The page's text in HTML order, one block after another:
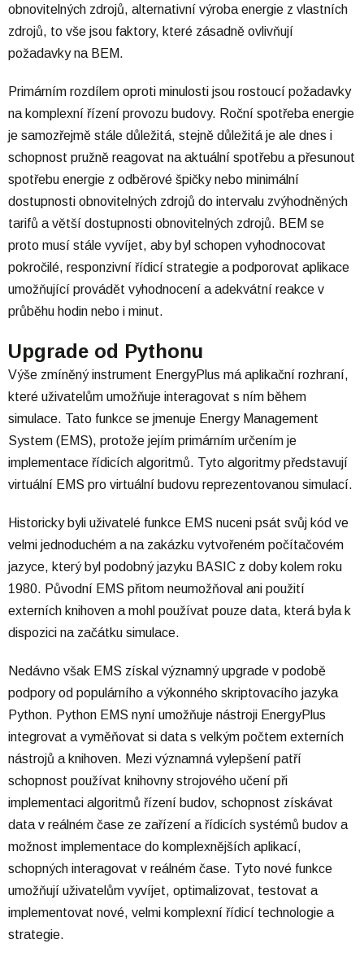
obnovitelných zdrojů, alternativní výroba energie z vlastních
zdrojů, to vše jsou faktory, které zásadně ovlivňují
požadavky na BEM.
Primárním rozdílem oproti minulosti jsou rostoucí požadavky
na komplexní řízení provozu budovy. Roční spotřeba energie
je samozřejmě stále důležitá, stejně důležitá je ale dnes i
schopnost pružně reagovat na aktuální spotřebu a přesunout
spotřebu energie z odběrové špičky nebo minimální
dostupnosti obnovitelných zdrojů do intervalu zvýhodněných
tarifů a větší dostupnosti obnovitelných zdrojů. BEM se
proto musí stále vyvíjet, aby byl schopen vyhodnocovat
pokročilé, responzivní řídicí strategie a podporovat aplikace
umožňující provádět vyhodnocení a adekvátní reakce v
průběhu hodin nebo i minut.
Upgrade od Pythonu
Výše zmíněný instrument EnergyPlus má aplikační rozhraní,
které uživatelům umožňuje interagovat s ním během
simulace. Tato funkce se jmenuje Energy Management
System (EMS), protože jejím primárním určením je
implementace řídicích algoritmů. Tyto algoritmy představují
virtuální EMS pro virtuální budovu reprezentovanou simulací.
Historicky byli uživatelé funkce EMS nuceni psát svůj kód ve
velmi jednoduchém a na zakázku vytvořeném počítačovém
jazyce, který byl podobný jazyku BASIC z doby kolem roku
1980. Původní EMS přitom neumožňoval ani použití
externích knihoven a mohl používat pouze data, která byla k
dispozici na začátku simulace.
Nedávno však EMS získal významný upgrade v podobě
podpory od populárního a výkonného skriptovacího jazyka
Python. Python EMS nyní umožňuje nástroji EnergyPlus
integrovat a vyměňovat si data s velkým počtem externích
nástrojů a knihoven. Mezi významná vylepšení patří
schopnost používat knihovny strojového učení při
implementaci algoritmů řízení budov, schopnost získávat
data v reálném čase ze zařízení a řídicích systémů budov a
možnost implementace do komplexnějších aplikací,
schopných interagovat v reálném čase. Tyto nové funkce
umožňují uživatelům vyvíjet, optimalizovat, testovat a
implementovat nové, velmi komplexní řídicí technologie a
strategie.